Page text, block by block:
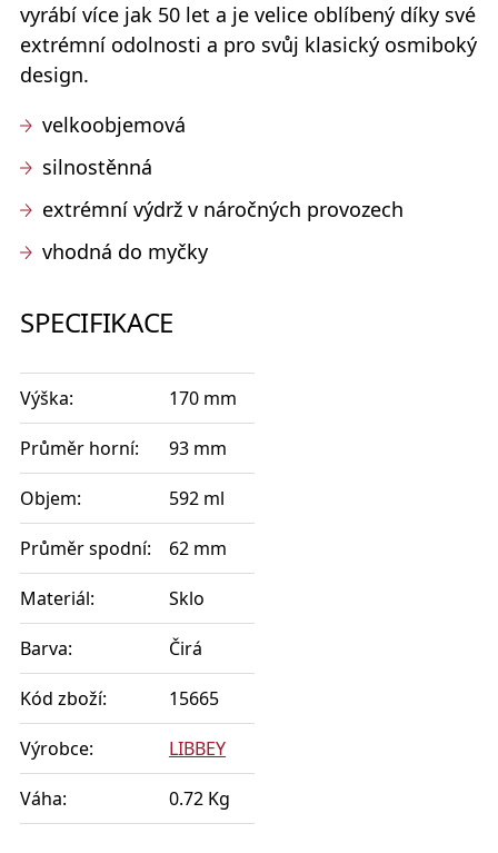
vyrábí více jak 50 let a je velice oblíbený díky své
extrémní odolnosti a pro svůj klasický osmiboký
design.
velkoobjemová
silnostěnná
extrémní výdrž v náročných provozech
vhodná do myčky
SPECIFIKACE
Výška: 170 mm
Průměr horní: 93 mm
Objem: 592 ml
Průměr spodní: 62 mm
Materiál: Sklo
Barva: Čirá
Kód zboží: 15665
Výrobce: LIBBEY
Váha: 0.72 Kg